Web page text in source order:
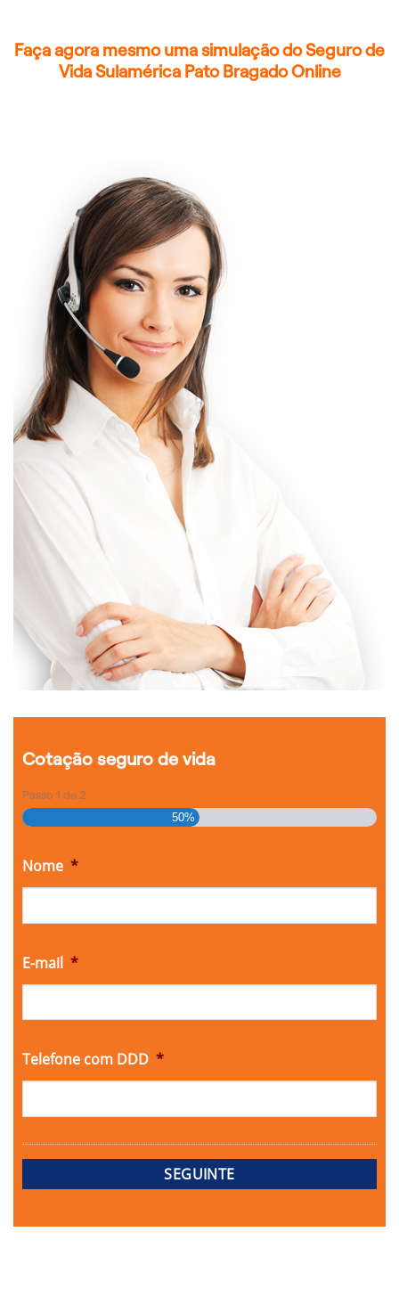
Faça agora mesmo uma simulação do Seguro de
Vida Sulamérica Pato Bragado Online
Cotação seguro de vida
Passo 1 de 2
50%
Nome *
E-mail *
Telefone com DDD *